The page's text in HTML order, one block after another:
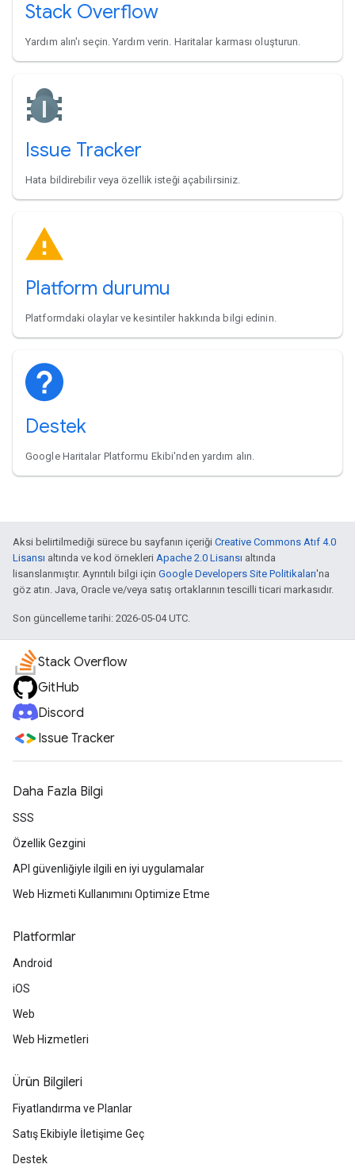
Stack Overflow
Yardım alın'ı seçin. Yardım verin. Haritalar karması oluşturun.
Issue Tracker
Hata bildirebilir veya özellik isteği açabilirsiniz.
Platform durumu
Platformdaki olaylar ve kesintiler hakkında bilgi edinin.
Destek
Google Haritalar Platformu Ekibi'nden yardım alın.
Aksi belirtilmediği sürece bu sayfanın içeriği Creative Commons Atıf 4.0
Lisansı altında ve kod örnekleri Apache 2.0 Lisansı altında
lisanslanmıştır. Ayrıntılı bilgi için Google Developers Site Politikaları'na
göz atın. Java, Oracle ve/veya satış ortaklarının tescilli ticari markasıdır.
Son güncelleme tarihi: 2026-05-04 UTC.
Stack Overflow
GitHub
Discord
Issue Tracker
Daha Fazla Bilgi
SSS
Özellik Gezgini
API güvenliğiyle ilgili en iyi uygulamalar
Web Hizmeti Kullanımını Optimize Etme
Platformlar
Android
iOS
Web
Web Hizmetleri
Ürün Bilgileri
Fiyatlandırma ve Planlar
Satış Ekibiyle İletişime Geç
Destek